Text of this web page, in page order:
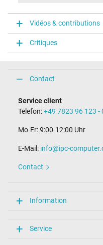
Fonction LED
Connecteur du
rond(e) / 180° droit
Diamètre extérieur/intérieur
4,5 mm / 2,9 mm
Broche dans la fiche
Oui
Longueur du câble de
106 mm / 47 mm / 29 mm
Vidéos & contributions
Critiques
Contact
Service client
Telefon:+49 7823 96 123 -
Mo-Fr: 9:00-12:00 Uhr
E-Mail: info@ipc-
Contact
Information
Service